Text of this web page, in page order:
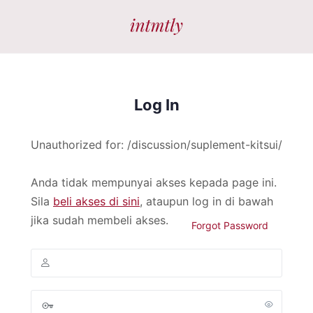
Log In
Unauthorized for: /discussion/suplement-kitsui/
Anda tidak mempunyai akses kepada page ini.
Sila beli akses di sini, ataupun log in di bawah
jika sudah membeli akses.
Forgot Password